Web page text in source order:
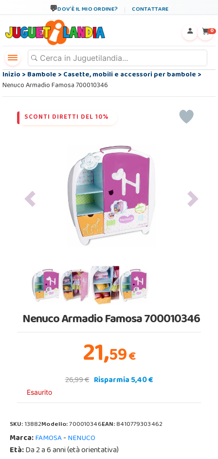
DOV´È IL MIO ORDINE? CONTATTARE
0
Inizio>Bambole>Casette, mobili e accessori per bambole>
Nenuco Armadio Famosa 700010346
SCONTI DIRETTI DEL 10%
Previous Next
Nenuco Armadio Famosa 700010346
21,59€
26,99 € Risparmia 5,40 €
Esaurito
SKU:13882Modello:700010346EAN:8410779303462
Marca:FAMOSA-NENUCO
Età:Da 2 a 6 anni (età orientativa)